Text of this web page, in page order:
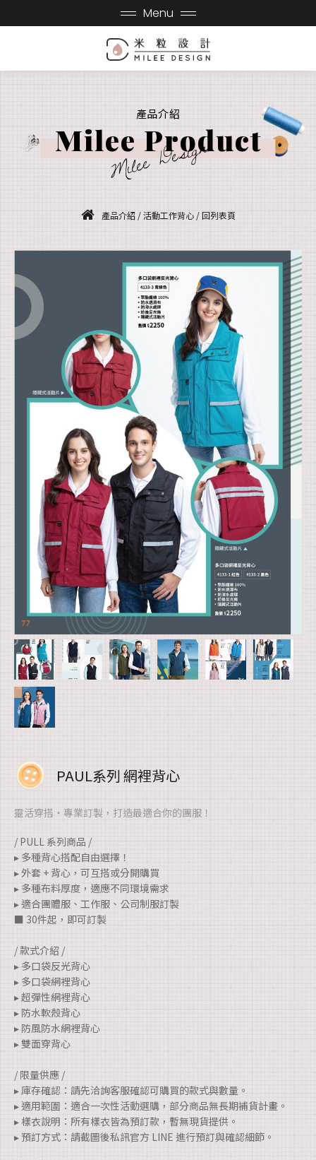
Menu
產品介紹
Milee Product
Milee Design
產品介紹 / 活動工作背心 / 回列表頁
PAUL系列 網裡背心
靈活穿搭・專業訂製，打造最適合你的團服！
/ PULL 系列商品 /
▸ 多種背心搭配自由選擇！
▸ 外套 + 背心，可互搭或分開購買
▸ 多種布料厚度，適應不同環境需求
▸ 適合團體服、工作服、公司制服訂製
■ 30件起，即可訂製
/ 款式介紹 /
▸ 多口袋反光背心
▸ 多口袋網裡背心
▸ 超彈性網裡背心
▸ 防水軟殼背心
▸ 防風防水網裡背心
▸ 雙面穿背心
/ 限量供應 /
▸ 庫存確認：請先洽詢客服確認可購買的款式與數量。
▸ 適用範圍：適合一次性活動選購，部分商品無長期補貨計畫。
▸ 樣衣說明：所有樣衣皆為預訂款，暫無現貨提供。
▸ 預訂方式：請截圖後私訊官方 LINE 進行預訂與確認細節。